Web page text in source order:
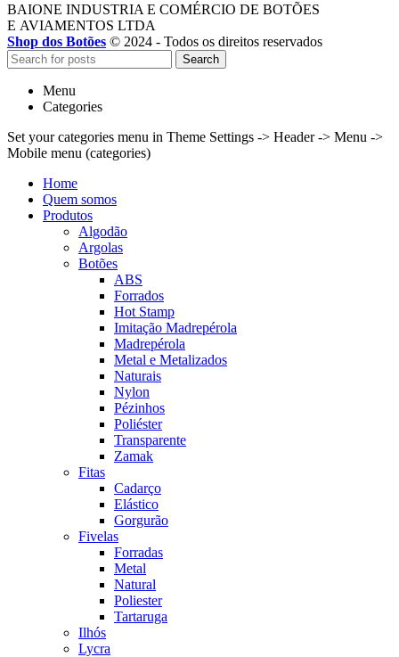
BAIONE INDUSTRIA E COMÉRCIO DE BOTÕES
E AVIAMENTOS LTDA
Shop dos Botões © 2024 - Todos os direitos reservados
Search
Menu
Categories
Set your categories menu in Theme Settings -> Header -> Menu ->
Mobile menu (categories)
Home
Quem somos
Produtos
Algodão
Argolas
Botões
ABS
Forrados
Hot Stamp
Imitação Madrepérola
Madrepérola
Metal e Metalizados
Naturais
Nylon
Pézinhos
Poliéster
Transparente
Zamak
Fitas
Cadarço
Elástico
Gorgurão
Fivelas
Forradas
Metal
Natural
Poliester
Tartaruga
Ilhós
Lycra